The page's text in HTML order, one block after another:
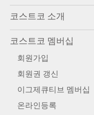
코스트코 소개
코스트코 멤버십
회원가입
회원권 갱신
이그제큐티브 멤버십
온라인등록